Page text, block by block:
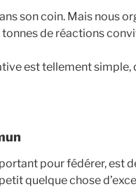
son coin. Mais nous
de réactions
est tellement simple,
pour fédérer, est
quelque chose